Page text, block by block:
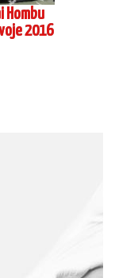
Hombu
2016